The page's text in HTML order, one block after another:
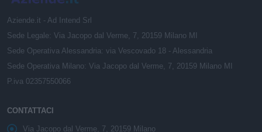
Aziende.it - Ad Intend Srl
Sede Legale: Via Jacopo dal Verme, 7, 20159 Milano MI
Sede Operativa Alessandria: via Vescovado 18 - Alessandria
Sede Operativa Milano: Via Jacopo dal Verme, 7, 20159 Milano MI
P.iva 02357550066
CONTATTACI
Via Jacopo dal Verme, 7, 20159 Milano